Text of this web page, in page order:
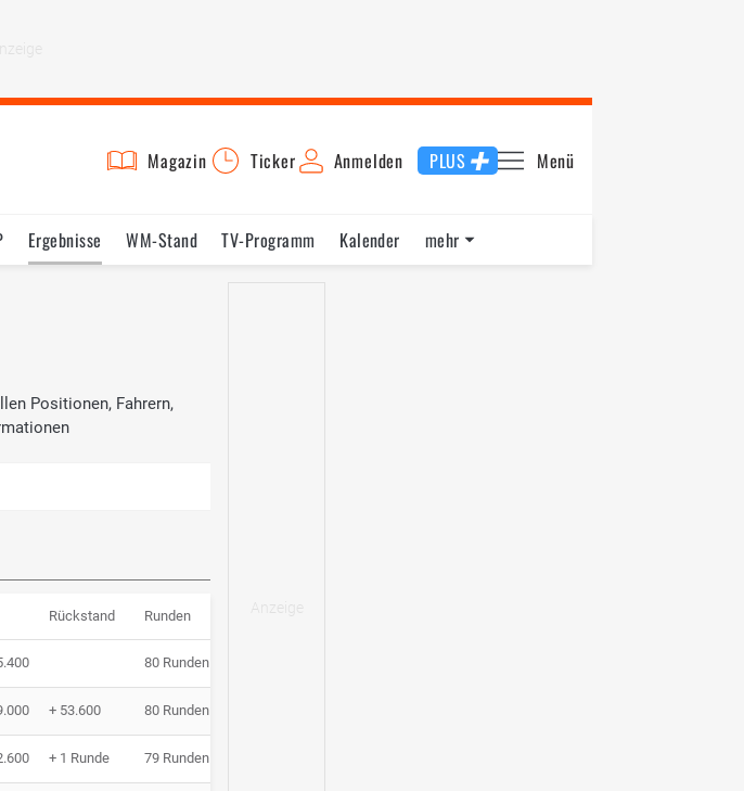
Magazin Ticker Anmelden PLUS Menü
Ergebnisse WM-Stand TV-Programm
Kalender
mehr
Positionen, Fahrern,
Rückstand Runden
80 Runden
+ 53.600 80 Runden
+ 1 Runde 79 Runden